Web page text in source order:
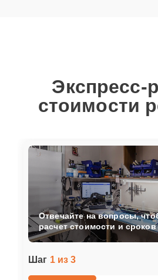
Экспресс-
стоимости
Шаг 1 из 3
Отвечайте на вопросы,
расчет стоимости и сроков